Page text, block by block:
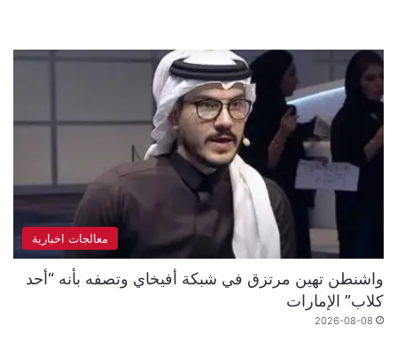
معالجات اخبارية
واشنطن تهين مرتزق في شبكة أفيخاي وتصفه بأنه “أحد
كلاب” الإمارات
2026-08-08